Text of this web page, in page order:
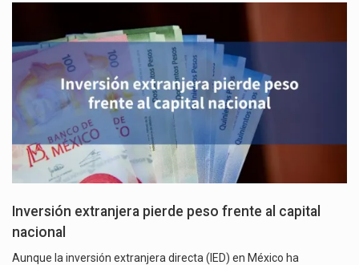
Inversión extranjera pierde peso frente al capital
nacional
Aunque la inversión extranjera directa (IED) en México ha